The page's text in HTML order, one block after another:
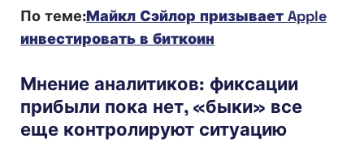
По теме:Майкл Сэйлор призывает Apple
инвестировать в биткоин
Мнение аналитиков: фиксации
прибыли пока нет, «быки» все
еще контролируют ситуацию